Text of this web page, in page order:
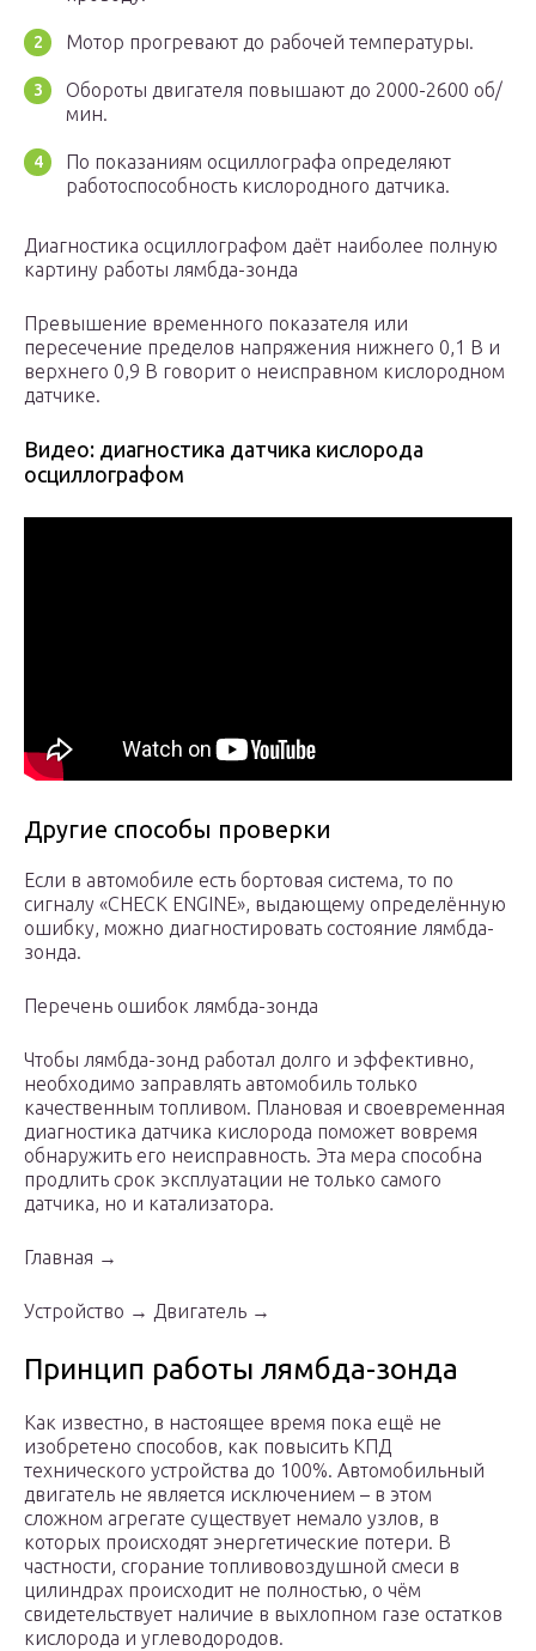
Мотор прогревают до рабочей температуры.
Обороты двигателя повышают до 2000-2600 об/
мин.
По показаниям осциллографа определяют
работоспособность кислородного датчика.
Диагностика осциллографом даёт наиболее полную
картину работы лямбда-зонда
Превышение временного показателя или
пересечение пределов напряжения нижнего 0,1 В и
верхнего 0,9 В говорит о неисправном кислородном
датчике.
Видео: диагностика датчика кислорода
осциллографом
Другие способы проверки
Если в автомобиле есть бортовая система, то по
сигналу «CHECK ENGINE», выдающему определённую
ошибку, можно диагностировать состояние лямбда-
зонда.
Перечень ошибок лямбда-зонда
Чтобы лямбда-зонд работал долго и эффективно,
необходимо заправлять автомобиль только
качественным топливом. Плановая и своевременная
диагностика датчика кислорода поможет вовремя
обнаружить его неисправность. Эта мера способна
продлить срок эксплуатации не только самого
датчика, но и катализатора.
Главная →
Устройство → Двигатель →
Принцип работы лямбда-зонда
Как известно, в настоящее время пока ещё не
изобретено способов, как повысить КПД
технического устройства до 100%. Автомобильный
двигатель не является исключением – в этом
сложном агрегате существует немало узлов, в
которых происходят энергетические потери. В
частности, сгорание топливовоздушной смеси в
цилиндрах происходит не полностью, о чём
свидетельствует наличие в выхлопном газе остатков
кислорода и углеводородов.